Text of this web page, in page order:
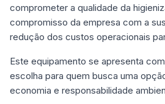
comprometer a qualidade da
compromisso da empresa com a
redução dos custos operacionais
Este equipamento se apresenta
escolha para quem busca uma
economia e responsabilidade